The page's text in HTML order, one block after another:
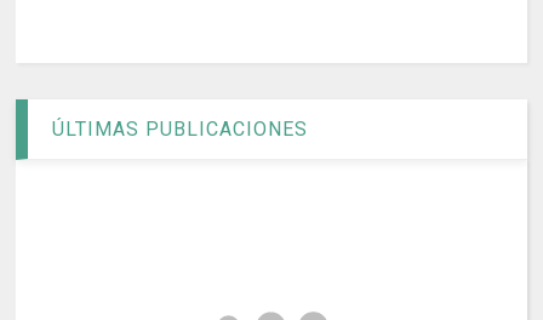
ÚLTIMAS PUBLICACIONES